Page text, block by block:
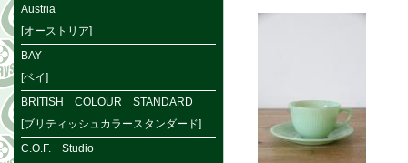
Austria
[オーストリア]
BAY
[ベイ]
BRITISH COLOUR STANDARD
[ブリティッシュカラースタンダード]
C.O.F. Studio